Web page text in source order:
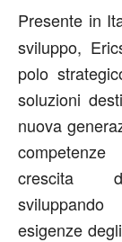
Presente in
sviluppo,
polo
soluzioni
nuova
crescita
esigenze